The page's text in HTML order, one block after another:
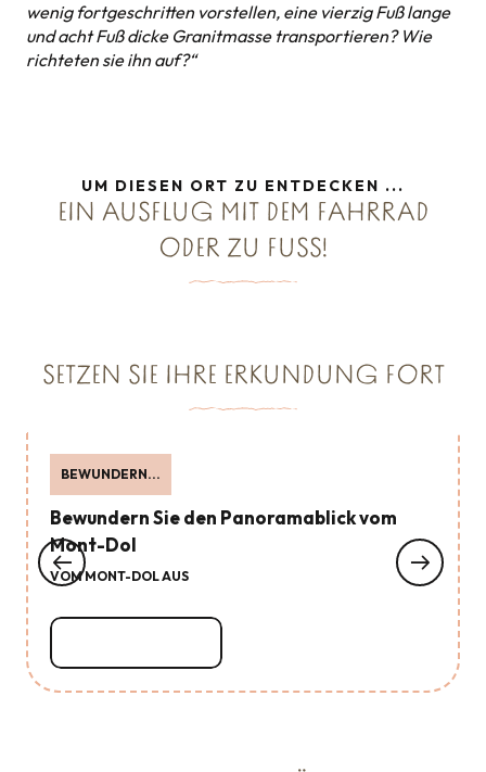
wenig fortgeschritten vorstellen, eine vierzig Fuß lange
und acht Fuß dicke Granitmasse transportieren? Wie
richteten sie ihn auf?“
UM DIESEN ORT ZU ENTDECKEN ...
EIN AUSFLUG MIT DEM FAHRRAD
ODER ZU FUSS!
SETZEN SIE IHRE ERKUNDUNG FORT
BEWUNDERN...
Bewundern Sie den Panoramablick vom
Mont-Dol
VOM MONT-DOL AUS